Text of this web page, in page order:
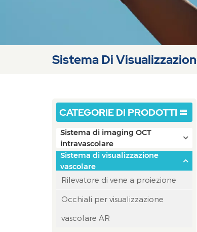
Sistema Di
CATEGORIE DI PRODOTTI
Sistema di imaging OCT
intravascolare
Sistema di visualizzazione
vascolare
Rilevatore di vene a proiezione
Occhiali per visualizzazione
vascolare AR